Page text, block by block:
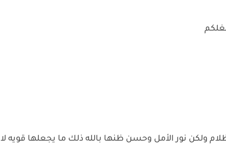
ولكن نور الأمل وحسن ظنها بالله ذلك ما يجعلها قويه لا